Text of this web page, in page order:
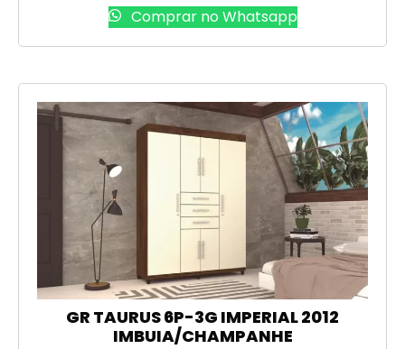
Comprar no Whatsapp
GR TAURUS 6P-3G IMPERIAL 2012
IMBUIA/CHAMPANHE